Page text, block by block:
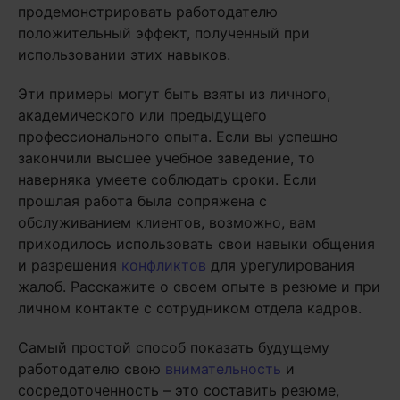
продемонстрировать работодателю
положительный эффект, полученный при
использовании этих навыков.
Эти примеры могут быть взяты из личного,
академического или предыдущего
профессионального опыта. Если вы успешно
закончили высшее учебное заведение, то
наверняка умеете соблюдать сроки. Если
прошлая работа была сопряжена с
обслуживанием клиентов, возможно, вам
приходилось использовать свои навыки общения
и разрешения конфликтов для урегулирования
жалоб. Расскажите о своем опыте в резюме и при
личном контакте с сотрудником отдела кадров.
Самый простой способ показать будущему
работодателю свою внимательность и
сосредоточенность – это составить резюме,